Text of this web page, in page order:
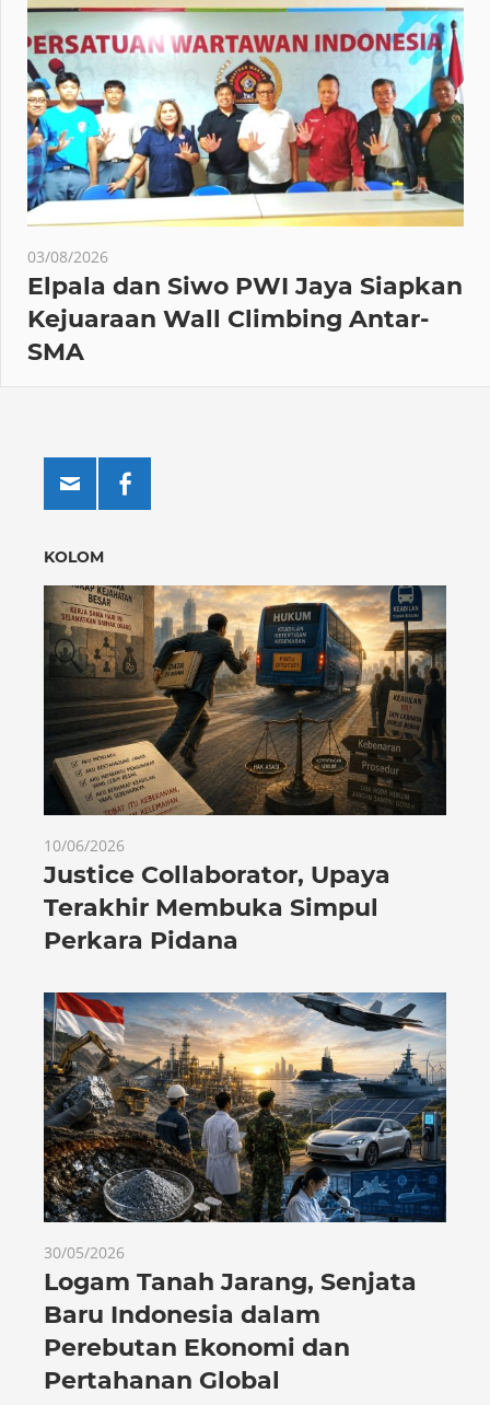
03/08/2026
Elpala dan Siwo PWI Jaya Siapkan
Kejuaraan Wall Climbing Antar-
SMA
KOLOM
10/06/2026
Justice Collaborator, Upaya
Terakhir Membuka Simpul
Perkara Pidana
30/05/2026
Logam Tanah Jarang, Senjata
Baru Indonesia dalam
Perebutan Ekonomi dan
Pertahanan Global